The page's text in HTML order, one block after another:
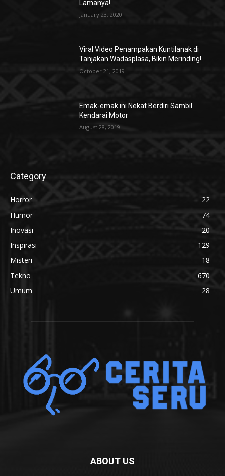
Lamanya!
January 23, 2020
Viral Video Penampakan Kuntilanak di
Tanjakan Wadasplasa, Bikin Merinding!
October 21, 2019
Emak-emak ini Nekat Berdiri Sambil
Kendarai Motor
August 28, 2019
Category
Horror
22
Humor
74
Inovasi
20
Inspirasi
129
Misteri
18
Tekno
670
Umum
28
ABOUT US